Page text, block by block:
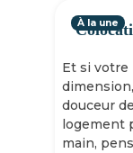
Et si
douceur
logement
main,
À la une